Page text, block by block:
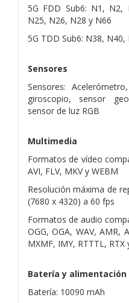
5G FDD Sub6: N1,
N25, N26, N28 y N66
5G TDD Sub6: N38,
Sensores
Sensores:
giroscopio, sensor
sensor de luz RGB
Multimedia
Formatos de vídeo
AVI, FLV, MKV y WEBM
Resolución máxima de
(7680 x 4320) a 60 fps
Formatos de audio
OGG, OGA, WAV, AMR,
MXMF, IMY, RTTTL, RTX
Batería y alimentación
Batería: 10090 mAh